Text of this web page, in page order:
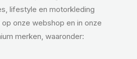
lifestyle en motorkleding
onze webshop en in onze
merken, waaronder: